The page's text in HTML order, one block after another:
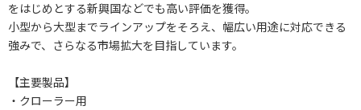
をはじめとする新興国などでも高い評価を獲得。
小型から大型までラインアップをそろえ、幅広い用途に対応できる
強みで、さらなる市場拡大を目指しています。
【主要製品】
・クローラー用